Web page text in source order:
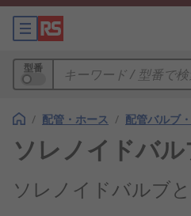
型番
/ 配管・ホース / 配管バルブ
ソレノイドバ
ソレノイドバルブ